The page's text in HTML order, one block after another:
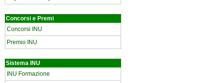
Concorsi e Premi
Concorsi INU
Premio INU
Sistema INU
INU Formazione